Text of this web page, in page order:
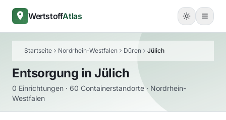
WertstoffAtlas
Startseite Nordrhein-Westfalen Düren Jülich
Entsorgung inJülich
0 Einrichtungen · 60 Containerstandorte · Nordrhein-
Westfalen